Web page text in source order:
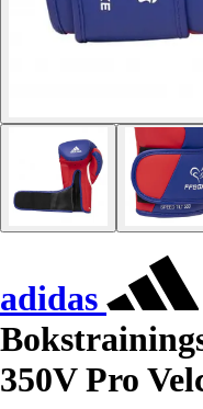
adidas
350V Pro